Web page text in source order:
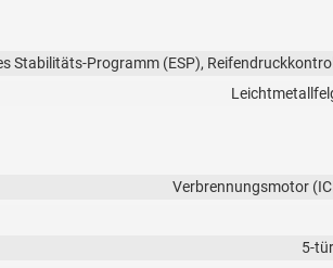
Stabilitäts-Programm (ESP),
Verbrennungsmotor
5-